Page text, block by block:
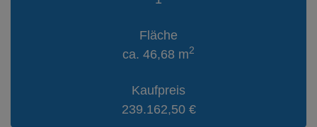
Fläche
ca. 46,68 m2
Kaufpreis
239.162,50 €